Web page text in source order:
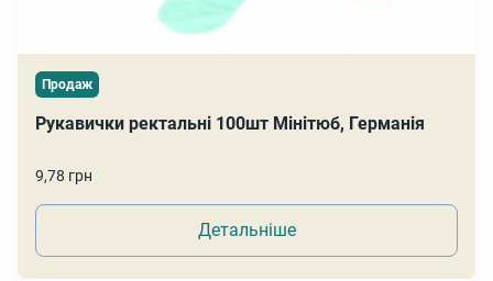
Продаж
Рукавички ректальні 100шт Мінітюб, Германія
9,78 грн
Детальніше